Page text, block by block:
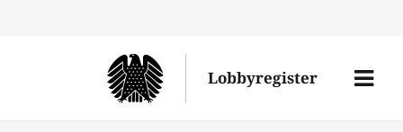
Lobbyregister
Menü